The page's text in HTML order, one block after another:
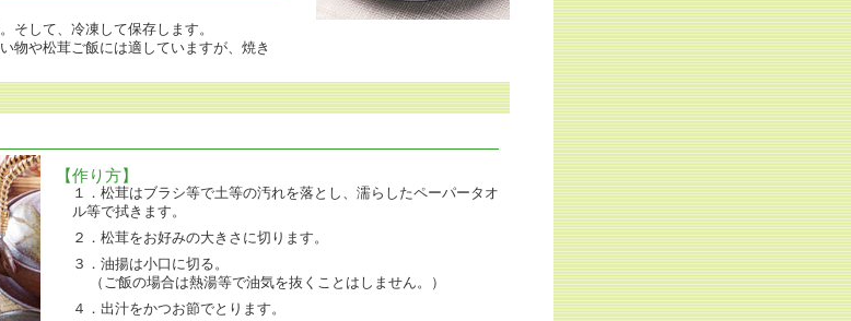
そして、冷凍して保存します。
物や松茸ご飯には適していますが、焼き
【作り方】
１．松茸はブラシ等で土等の汚れを落とし、濡らしたペーパータオ
ル等で拭きます。
２．松茸をお好みの大きさに切ります。
３．油揚は小口に切る。
（ご飯の場合は熱湯等で油気を抜くことはしません。）
４．出汁をかつお節でとります。